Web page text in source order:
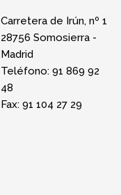
Carretera de Irún, nº 1
28756 Somosierra -
Madrid
Teléfono: 91 869 92
48
Fax: 91 104 27 29